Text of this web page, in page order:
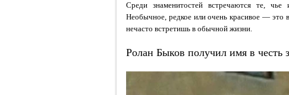
Среди знаменитостей встречаются те,
Необычное, редкое или очень красивое — это
нечасто встретишь в обычной жизни.
Ролан Быков получил имя в честь